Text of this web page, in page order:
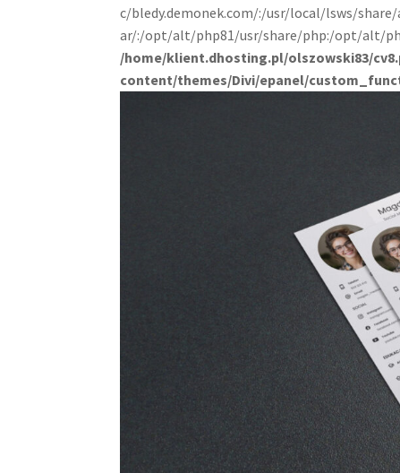
c/bledy.demonek.com/:/usr/local/lsws/
ar/:/opt/alt/php81/usr/share/php:/opt/alt/
/home/klient.dhosting.pl/olszowski83/
content/themes/Divi/epanel/